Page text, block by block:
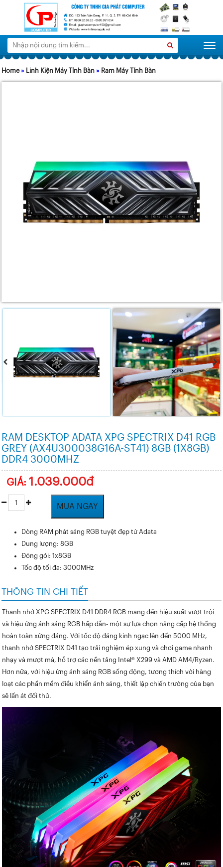
Tìm
kiếm:
Home» Linh Kiện Máy Tính Bàn » Ram Máy Tính Bàn
RAM DESKTOP ADATA XPG SPECTRIX D41 RGB
GREY (AX4U300038G16A-ST41) 8GB (1X8GB)
DDR4 3000MHZ
GIÁ: 1.039.000đ
MUA NGAY
Dòng RAM phát sáng RGB tuyệt đẹp từ Adata
Dung lượng: 8GB
Đóng gói: 1x8GB
Tốc độ tối đa: 3000MHz
THÔNG TIN CHI TIẾT
Thanh nhớ XPG SPECTRIX D41 DDR4 RGB mang đến hiệu suất vượt trội
và hiệu ứng ánh sáng RGB hấp dẫn- một sự lựa chọn nâng cấp hệ thống
hoàn toàn xứng đáng. Với tốc độ đáng kinh ngạc lên đến 5000 MHz,
thanh nhớ SPECTRIX D41 tạo trải nghiệm ép xung và chơi game nhanh
nhạy và mượt mà, hỗ trợ các nền tảng Intel® X299 và AMD AM4/Ryzen.
Hơn nữa, với hiệu ứng ánh sáng RGB sống động, tương thích với hàng
loạt các phần mềm điều khiển ánh sáng, thiết lập chiến trường của bạn
sẽ lấn át đối thủ.